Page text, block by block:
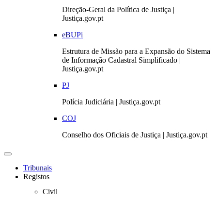
Direção-Geral da Política de Justiça |
Justiça.gov.pt
eBUPi
Estrutura de Missão para a Expansão do Sistema
de Informação Cadastral Simplificado |
Justiça.gov.pt
PJ
Polícia Judiciária | Justiça.gov.pt
COJ
Conselho dos Oficiais de Justiça | Justiça.gov.pt
Toggle
navigationTribunais
Registos
Civil